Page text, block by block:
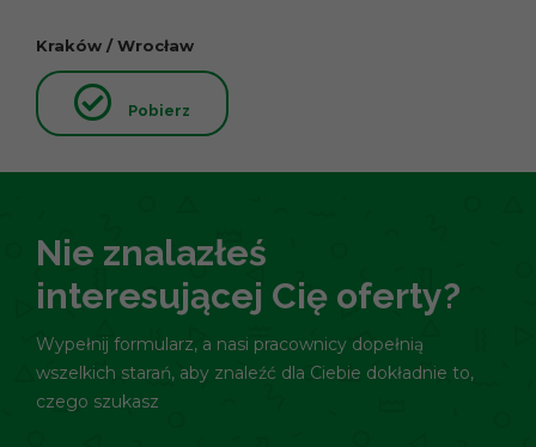
Kraków / Wrocław
Pobierz
Nie znalazłeś
interesującej Cię oferty?
Wypełnij formularz, a nasi pracownicy dopełnią
wszelkich starań, aby znaleźć dla Ciebie dokładnie to,
czego szukasz